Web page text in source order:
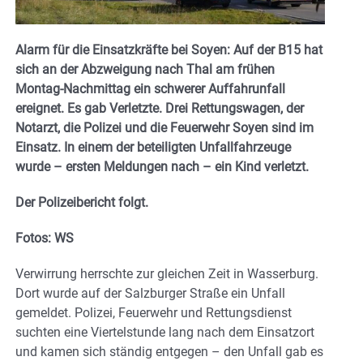
Alarm für die Einsatzkräfte bei Soyen: Auf der B15 hat
sich an der Abzweigung nach Thal am frühen
Montag-Nachmittag ein schwerer Auffahrunfall
ereignet. Es gab Verletzte. Drei Rettungswagen, der
Notarzt, die Polizei und die Feuerwehr Soyen sind im
Einsatz. In einem der beteiligten Unfallfahrzeuge
wurde – ersten Meldungen nach – ein Kind verletzt.
Der Polizeibericht folgt.
Fotos: WS
Verwirrung herrschte zur gleichen Zeit in Wasserburg.
Dort wurde auf der Salzburger Straße ein Unfall
gemeldet. Polizei, Feuerwehr und Rettungsdienst
suchten eine Viertelstunde lang nach dem Einsatzort
und kamen sich ständig entgegen – den Unfall gab es